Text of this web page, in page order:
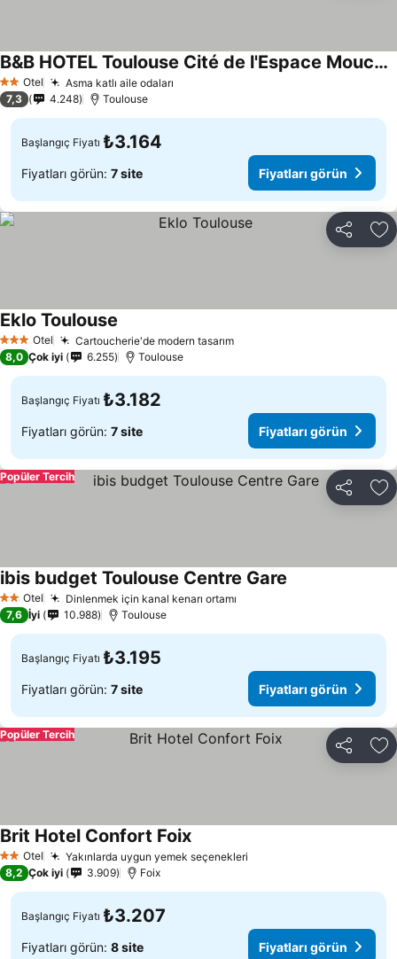
2 Yıldız
Otel Asma katlı aile odaları
B&B HOTEL Toulouse Cité de l'Espace Mouchotte
7,3 4.248 Toulouse
Başlangıç Fiyatı ₺3.164
Fiyatları görün: 7 site Fiyatları görün
Paylaş
3 YıldızOtel Cartoucherie'de modern tasarım
Eklo Toulouse
8,0 Çok iyi 6.255 Toulouse
Başlangıç Fiyatı ₺3.182
Fiyatları görün: 7 site Fiyatları görün
Paylaş
Popüler Tercih
2 Yıldız
Otel Dinlenmek için kanal kenarı ortamı
ibis budget Toulouse Centre Gare
7,6 İyi 10.988 Toulouse
Başlangıç Fiyatı ₺3.195
Fiyatları görün: 7 site Fiyatları görün
Paylaş
Popüler Tercih
2 Yıldız
Otel Yakınlarda uygun yemek seçenekleri
Brit Hotel Confort Foix
8,2 Çok iyi 3.909 Foix
Başlangıç Fiyatı ₺3.207
Fiyatları görün: 8 site Fiyatları görün